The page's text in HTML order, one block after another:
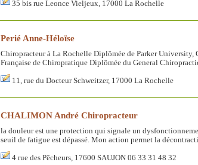
35 bis rue Leonce Vieljeux, 17000 La Rochelle
Perié Anne-Héloïse
Chiropracteur à La Rochelle Diplômée de Parker
Française de Chiropratique Diplômée du General
11, rue du Docteur Schweitzer, 17000 La Rochelle
CHALIMON André Chiropracteur
la douleur est une protection qui signale un
seuil de fatigue est dépassé. Mon action permet la
4 rue des Pêcheurs, 17600 SAUJON 06 33 31 48 32